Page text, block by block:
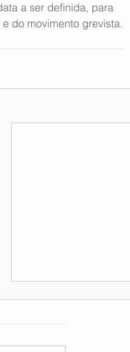
a ser definida, para
do movimento grevista.